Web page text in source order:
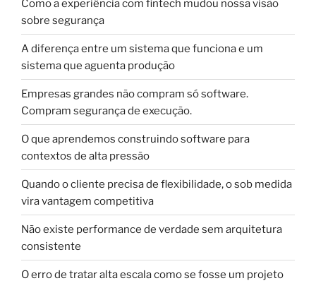
Como a experiência com fintech mudou nossa visão
sobre segurança
A diferença entre um sistema que funciona e um
sistema que aguenta produção
Empresas grandes não compram só software.
Compram segurança de execução.
O que aprendemos construindo software para
contextos de alta pressão
Quando o cliente precisa de flexibilidade, o sob medida
vira vantagem competitiva
Não existe performance de verdade sem arquitetura
consistente
O erro de tratar alta escala como se fosse um projeto